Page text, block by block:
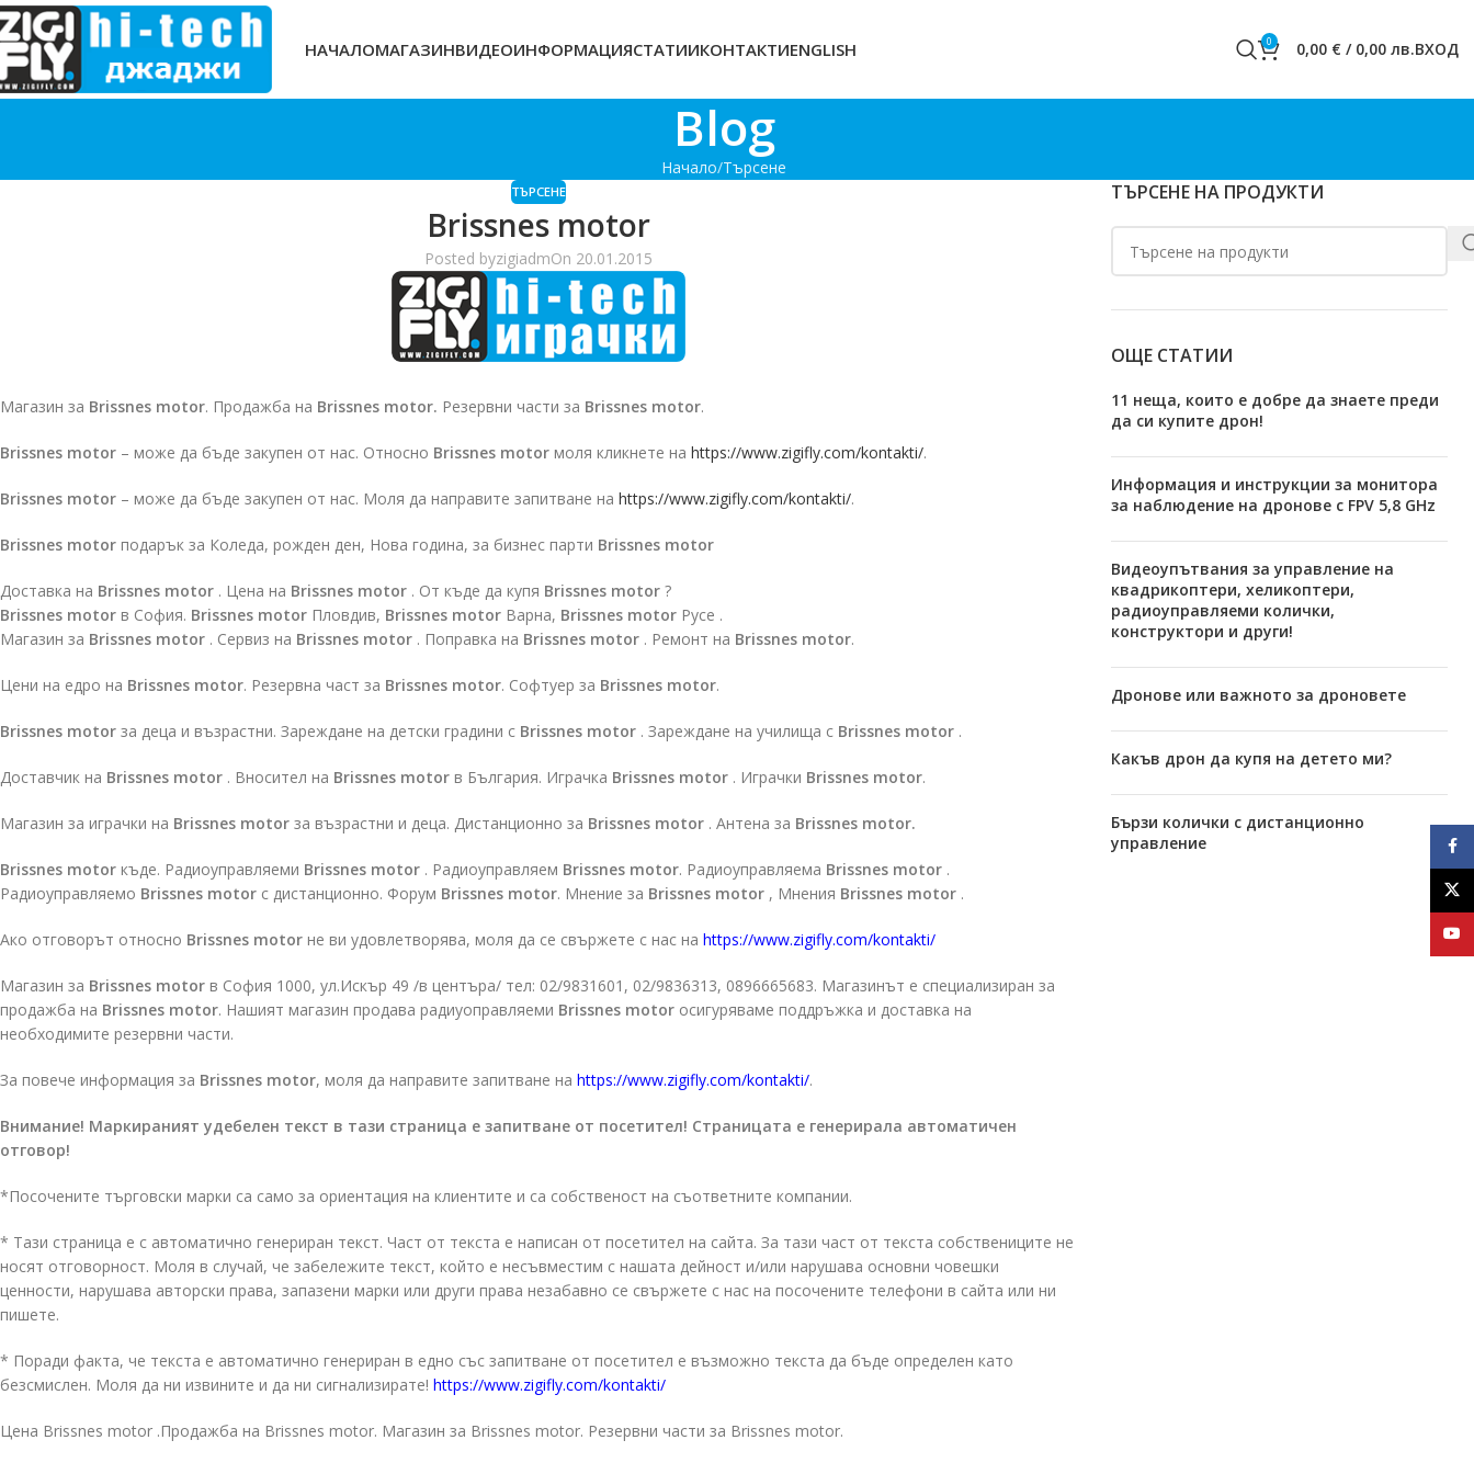
НАЧАЛОМАГАЗИНВИДЕОИНФОРМАЦИЯСТАТИИКОНТАКТИENGLISH 0 0,00 € / 0,00 лв.ВХОД
Blog
Начало Търсене
ТЪРСЕНЕ
Brissnes motor
Posted byzigiadmOn 20.01.2015
Магазин за Brissnes motor. Продажба на Brissnes motor. Резервни части за Brissnes motor.
Brissnes motor – може да бъде закупен от нас. Относно Brissnes motor моля кликнете на https://www.zigifly.com/kontakti/.
Brissnes motor – може да бъде закупен от нас. Моля да направите запитване на https://www.zigifly.com/kontakti/.
Brissnes motor подарък за Коледа, рожден ден, Нова година, за бизнес парти Brissnes motor
Доставка на Brissnes motor . Цена на Brissnes motor . От къде да купя Brissnes motor ?
Brissnes motor в София. Brissnes motor Пловдив, Brissnes motor Варна, Brissnes motor Русе .
Магазин за Brissnes motor . Сервиз на Brissnes motor . Поправка на Brissnes motor . Ремонт на Brissnes motor.
Цени на едро на Brissnes motor. Резервна част за Brissnes motor. Софтуер за Brissnes motor.
Brissnes motor за деца и възрастни. Зареждане на детски градини с Brissnes motor . Зареждане на училища с Brissnes motor .
Доставчик на Brissnes motor . Вносител на Brissnes motor в България. Играчка Brissnes motor . Играчки Brissnes motor.
Магазин за играчки на Brissnes motor за възрастни и деца. Дистанционно за Brissnes motor . Антена за Brissnes motor.
Brissnes motor къде. Радиоуправляеми Brissnes motor . Радиоуправляем Brissnes motor. Радиоуправляема Brissnes motor .
Радиоуправляемо Brissnes motor с дистанционно. Форум Brissnes motor. Мнение за Brissnes motor , Мнения Brissnes motor .
Ако отговорът относно Brissnes motor не ви удовлетворява, моля да се свържете с нас на https://www.zigifly.com/kontakti/
Магазин за Brissnes motor в София 1000, ул.Искър 49 /в центъра/ тел: 02/9831601, 02/9836313, 0896665683. Магазинът е специализиран за
продажба на Brissnes motor. Нашият магазин продава радиуоправляеми Brissnes motor осигуряваме поддръжка и доставка на
необходимите резервни части.
За повече информация за Brissnes motor, моля да направите запитване на https://www.zigifly.com/kontakti/.
Внимание! Маркираният удебелен текст в тази страница е запитване от посетител! Страницата е генерирала автоматичен
отговор!
*Посочените търговски марки са само за ориентация на клиентите и са собственост на съответните компании.
* Тази страница е с автоматично генериран текст. Част от текста е написан от посетител на сайта. За тази част от текста собствениците не
носят отговорност. Моля в случай, че забележите текст, който е несъвместим с нашата дейност и/или нарушава основни човешки
ценности, нарушава авторски права, запазени марки или други права незабавно се свържете с нас на посочените телефони в сайта или ни
пишете.
* Поради факта, че текста е автоматично генериран в едно със запитване от посетител е възможно текста да бъде определен като
безсмислен. Моля да ни извините и да ни сигнализирате! https://www.zigifly.com/kontakti/
Цена Brissnes motor .Продажба на Brissnes motor. Магазин за Brissnes motor. Резервни части за Brissnes motor.
ТЪРСЕНЕ НА ПРОДУКТИ
ОЩЕ СТАТИИ
11 неща, които е добре да знаете преди
да си купите дрон!
Информация и инструкции за монитора
за наблюдение на дронове с FPV 5,8 GHz
Видеоупътвания за управление на
квадрикоптери, хеликоптери,
радиоуправляеми колички,
конструктори и други!
Дронове или важното за дроновете
Какъв дрон да купя на детето ми?
Бързи колички с дистанционно
управление